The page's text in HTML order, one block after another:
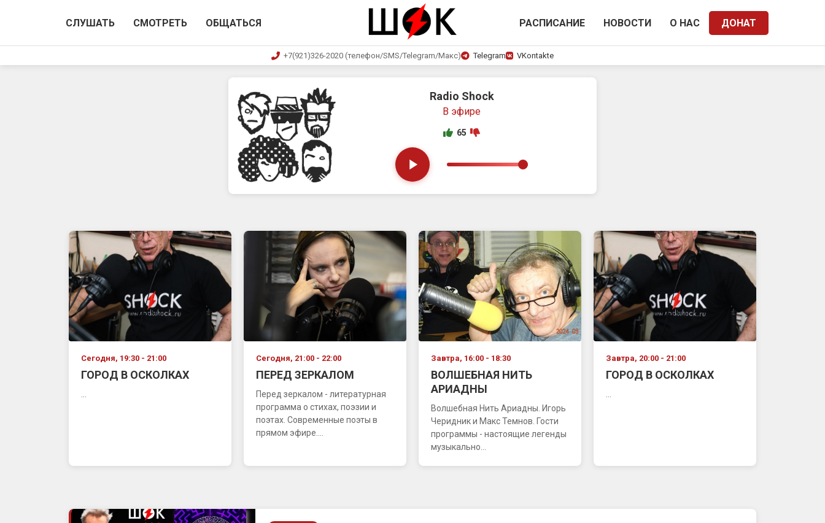
СЛУШАТЬ СМОТРЕТЬ ОБЩАТЬСЯ РАСПИСАНИЕ НОВОСТИ О НАС ДОНАТ
+7(921)326-2020 (телефон/SMS/Telegram/Макс) Telegram VKontakte
Шестнадцатый Трамвай
FIZKULTPREVET
65
Сегодня, 19:30 - 21:00
ГОРОД В ОСКОЛКАХ
Сегодня, 21:00 - 22:00
ПЕРЕД ЗЕРКАЛОМ
Перед зеркалом - литературная
программа о стихах, поэзии и
поэтах. Современные поэты в
прямом эфире....
Завтра, 16:00 - 18:30
ВОЛШЕБНАЯ НИТЬ
АРИАДНЫ
Волшебная Нить Ариадны. Игорь
Черидник и Макс Темнов. Гости
программы - настоящие легенды
музыкально...
Завтра, 20:00 - 21:00
ГОРОД В ОСКОЛКАХ